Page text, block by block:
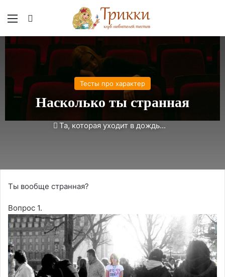
Меню
Тесты про характер
Насколько ты странная
Та, которая уходит в дождь...
Ты вообще странная?
Вопрос 1.